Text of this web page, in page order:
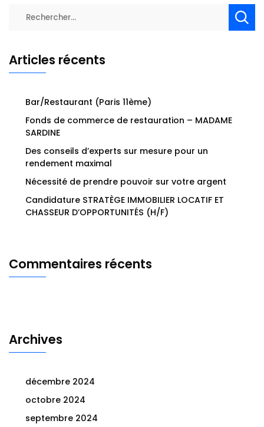
Rechercher :
Articles récents
Bar/Restaurant (Paris 11ème)
Fonds de commerce de restauration – MADAME
SARDINE
Des conseils d’experts sur mesure pour un
rendement maximal
Nécessité de prendre pouvoir sur votre argent
Candidature STRATÈGE IMMOBILIER LOCATIF ET
CHASSEUR D’OPPORTUNITÉS (H/F)
Commentaires récents
Archives
décembre 2024
octobre 2024
septembre 2024